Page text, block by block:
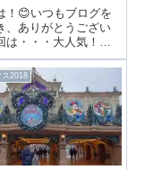
ランチ！
！😊いつもブログを
、ありがとうござい
は・・・大人気！
おいしいレストラ
マの“Bistrot Chez
ンチ！前回はDLPのク
を紹介しました！▶
！日本の旧B...
ス2018